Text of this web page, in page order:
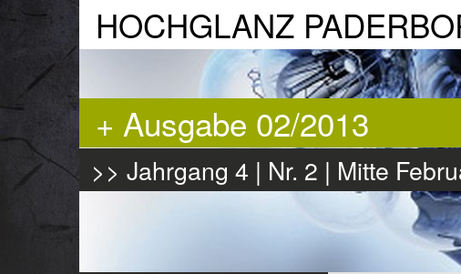
HOCHGLANZ
+ Ausgabe 02/2013
>> Jahrgang 4 | Nr. 2 | Mitte